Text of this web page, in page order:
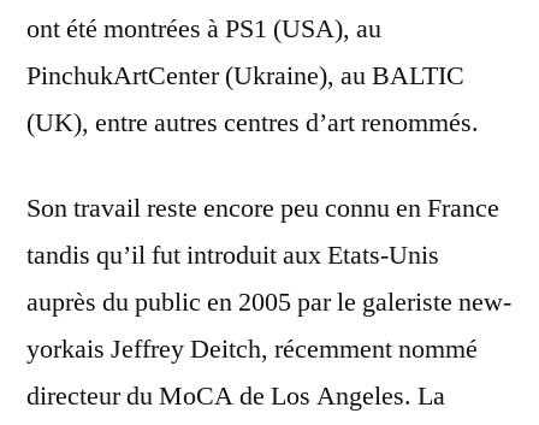
ont été montrées à PS1 (USA), au
PinchukArtCenter (Ukraine), au BALTIC
(UK), entre autres centres d’art renommés.
Son travail reste encore peu connu en France
tandis qu’il fut introduit aux Etats-Unis
auprès du public en 2005 par le galeriste new-
yorkais Jeffrey Deitch, récemment nommé
directeur du MoCA de Los Angeles. La